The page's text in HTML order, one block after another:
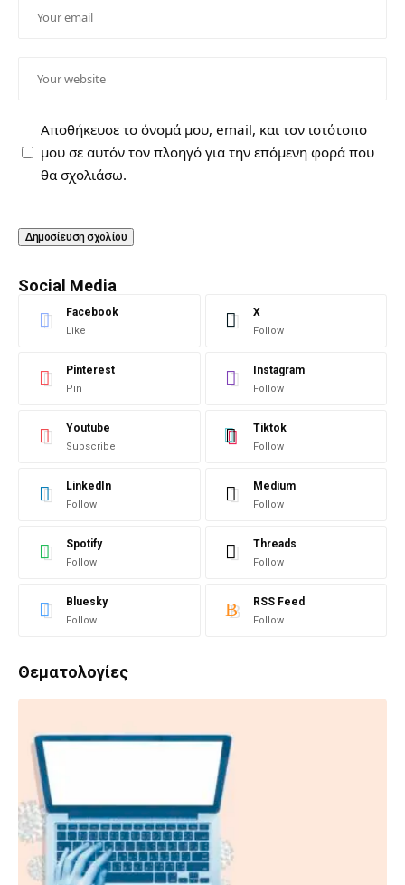
Αποθήκευσε το όνομά μου, email, και τον ιστότοπο
μου σε αυτόν τον πλοηγό για την επόμενη φορά που
θα σχολιάσω.
Social Media
Facebook
Like
X
Follow
Pinterest
Pin
Instagram
Follow
Youtube
Subscribe
Tiktok
Follow
LinkedIn
Follow
Medium
Follow
Spotify
Follow
Threads
Follow
Bluesky
Follow
RSS Feed
Follow
Θεματολογίες